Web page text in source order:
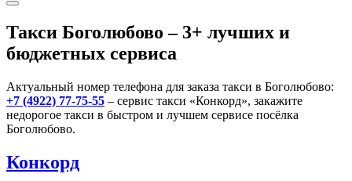
Такси Боголюбово – 3+ лучших и
бюджетных сервиса
Актуальный номер телефона для заказа такси в Боголюбово:
+7 (4922) 77-75-55 – сервис такси «Конкорд», закажите
недорогое такси в быстром и лучшем сервисе посёлка
Боголюбово.
Конкорд